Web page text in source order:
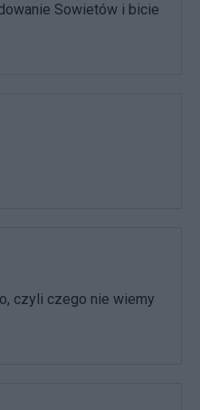
Sowietów i bicie
czyli czego nie wiemy